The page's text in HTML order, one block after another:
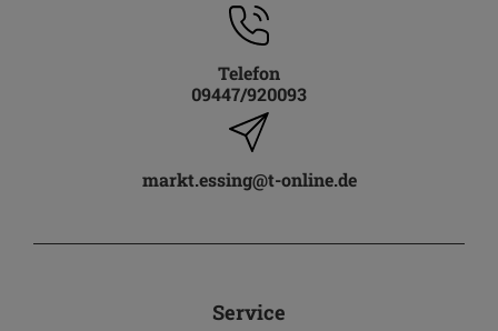
Telefon
09447/920093
markt.essing@t-online.de
Service